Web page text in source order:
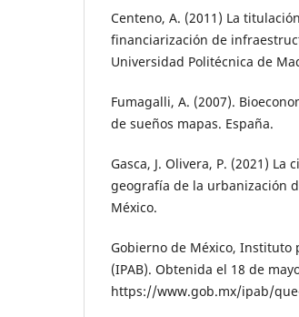
Centeno, A. (2011) La
financiarización de
Universidad Politécnica de
Fumagalli, A. (2007).
de sueños mapas. España.
Gasca, J. Olivera, P. (2021)
geografía de la urbanización
México.
Gobierno de México, Instituto
(IPAB). Obtenida el 18 de
https://www.gob.mx/ipab/